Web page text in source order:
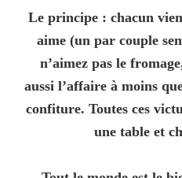
Le principe : chacun
aime (un par couple
n’aimez pas le
aussi l’affaire à moins
confiture. Toutes ces
une table et